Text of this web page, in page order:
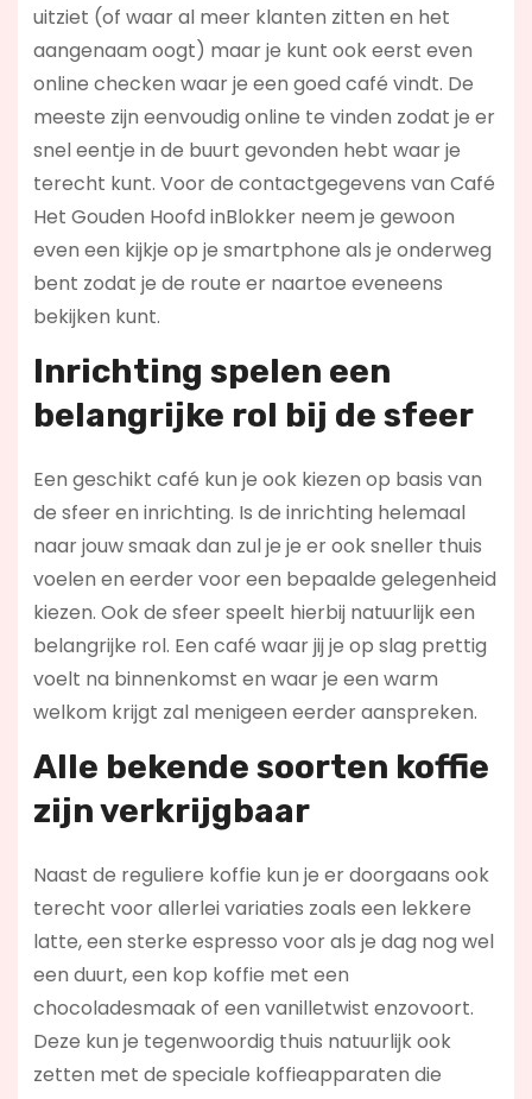
uitziet (of waar al meer klanten zitten en het
aangenaam oogt) maar je kunt ook eerst even
online checken waar je een goed café vindt. De
meeste zijn eenvoudig online te vinden zodat je er
snel eentje in de buurt gevonden hebt waar je
terecht kunt. Voor de contactgegevens van Café
Het Gouden Hoofd inBlokker neem je gewoon
even een kijkje op je smartphone als je onderweg
bent zodat je de route er naartoe eveneens
bekijken kunt.
Inrichting spelen een
belangrijke rol bij de sfeer
Een geschikt café kun je ook kiezen op basis van
de sfeer en inrichting. Is de inrichting helemaal
naar jouw smaak dan zul je je er ook sneller thuis
voelen en eerder voor een bepaalde gelegenheid
kiezen. Ook de sfeer speelt hierbij natuurlijk een
belangrijke rol. Een café waar jij je op slag prettig
voelt na binnenkomst en waar je een warm
welkom krijgt zal menigeen eerder aanspreken.
Alle bekende soorten koffie
zijn verkrijgbaar
Naast de reguliere koffie kun je er doorgaans ook
terecht voor allerlei variaties zoals een lekkere
latte, een sterke espresso voor als je dag nog wel
een duurt, een kop koffie met een
chocoladesmaak of een vanilletwist enzovoort.
Deze kun je tegenwoordig thuis natuurlijk ook
zetten met de speciale koffieapparaten die